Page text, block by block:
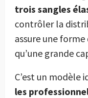
trois sangles
contrôler la
assure une forme
qu’une grande
C’est un modèle
les